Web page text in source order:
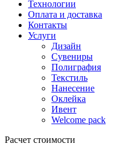
Технологии
Оплата и доставка
Контакты
Услуги
Дизайн
Сувениры
Полиграфия
Текстиль
Нанесение
Оклейка
Ивент
Welcome pack
Расчет стоимости